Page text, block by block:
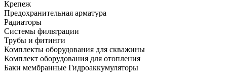
Крепеж
Предохранительная арматура
Радиаторы
Системы фильтрации
Трубы и фитинги
Комплекты оборудования для скважины
Комплект оборудования для отопления
Баки мембранные Гидроаккумуляторы